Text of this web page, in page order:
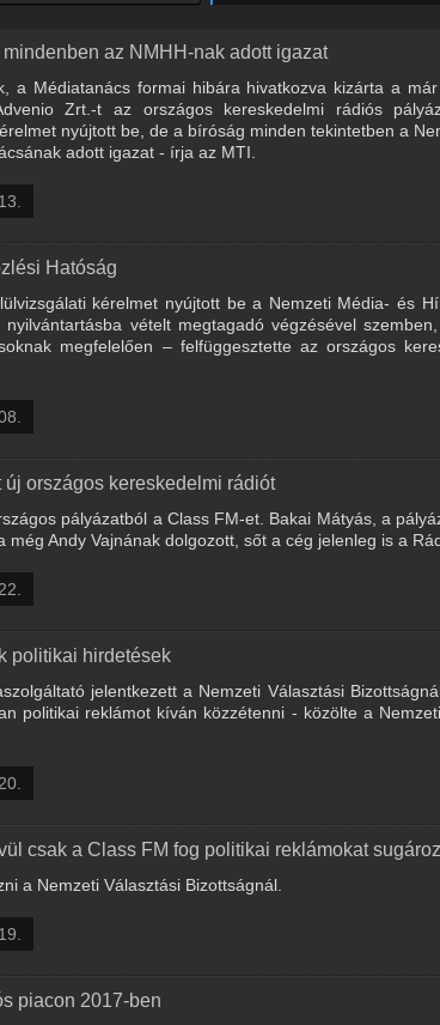
az NMHH-nak adott igazat
a Médiatanács formai hibára hivatkozva kizárta a
Zrt.-t az országos kereskedelmi rádiós
nyújtott be, de a bíróság minden tekintetben a
adott igazat - írja az MTI.
Hatóság
kérelmet nyújtott be a Nemzeti Média- és
nyilvántartásba vételt megtagadó végzésével
megfelelően – felfüggesztette az országos
országos kereskedelmi rádiót
pályázatból a Class FM-et. Bakai Mátyás, a
Andy Vajnának dolgozott, sőt a cég jelenleg is a
politikai hirdetések
jelentkezett a Nemzeti Választási
politikai reklámot kíván közzétenni - közölte a
csak a Class FM fog politikai reklámokat
a Nemzeti Választási Bizottságnál.
piacon 2017-ben